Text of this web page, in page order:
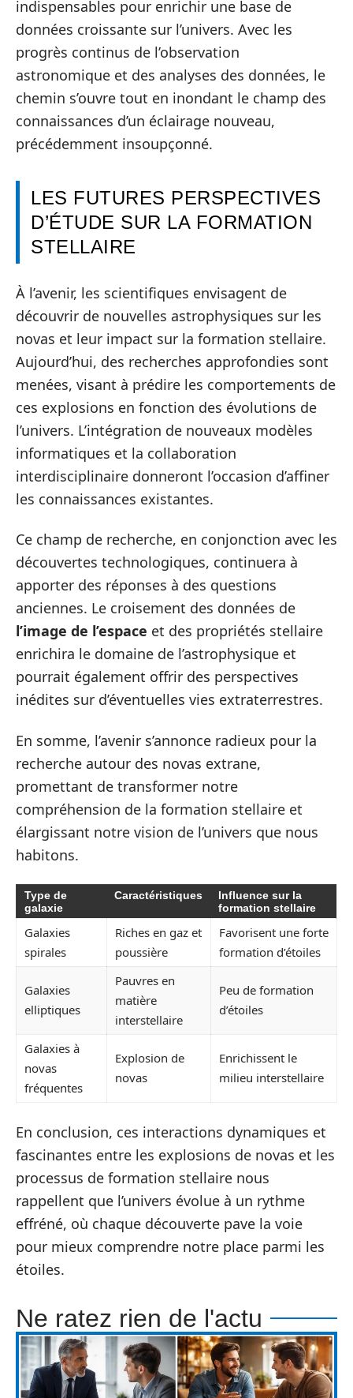
indispensables pour enrichir une base de
données croissante sur l’univers. Avec les
progrès continus de l’observation
astronomique et des analyses des données, le
chemin s’ouvre tout en inondant le champ des
connaissances d’un éclairage nouveau,
précédemment insoupçonné.
LES FUTURES PERSPECTIVES
D’ÉTUDE SUR LA FORMATION
STELLAIRE
À l’avenir, les scientifiques envisagent de
découvrir de nouvelles astrophysiques sur les
novas et leur impact sur la formation stellaire.
Aujourd’hui, des recherches approfondies sont
menées, visant à prédire les comportements de
ces explosions en fonction des évolutions de
l’univers. L’intégration de nouveaux modèles
informatiques et la collaboration
interdisciplinaire donneront l’occasion d’affiner
les connaissances existantes.
Ce champ de recherche, en conjonction avec les
découvertes technologiques, continuera à
apporter des réponses à des questions
anciennes. Le croisement des données de
l’image de l’espace et des propriétés stellaire
enrichira le domaine de l’astrophysique et
pourrait également offrir des perspectives
inédites sur d’éventuelles vies extraterrestres.
En somme, l’avenir s’annonce radieux pour la
recherche autour des novas extrane,
promettant de transformer notre
compréhension de la formation stellaire et
élargissant notre vision de l’univers que nous
habitons.
Type de
galaxie
Caractéristiques
Influence sur la
formation stellaire
Galaxies
spirales
Riches en gaz et
poussière
Favorisent une forte
formation d’étoiles
Galaxies
elliptiques
Pauvres en
matière
interstellaire
Peu de formation
d’étoiles
Galaxies à
novas
fréquentes
Explosion de
novas
Enrichissent le
milieu interstellaire
En conclusion, ces interactions dynamiques et
fascinantes entre les explosions de novas et les
processus de formation stellaire nous
rappellent que l’univers évolue à un rythme
effréné, où chaque découverte pave la voie
pour mieux comprendre notre place parmi les
étoiles.
Ne ratez rien de l'actu